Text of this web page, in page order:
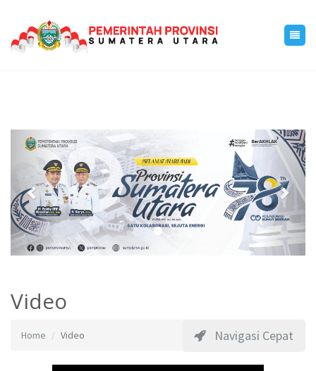
Previous Next
Video
Navigasi Cepat
Home Video